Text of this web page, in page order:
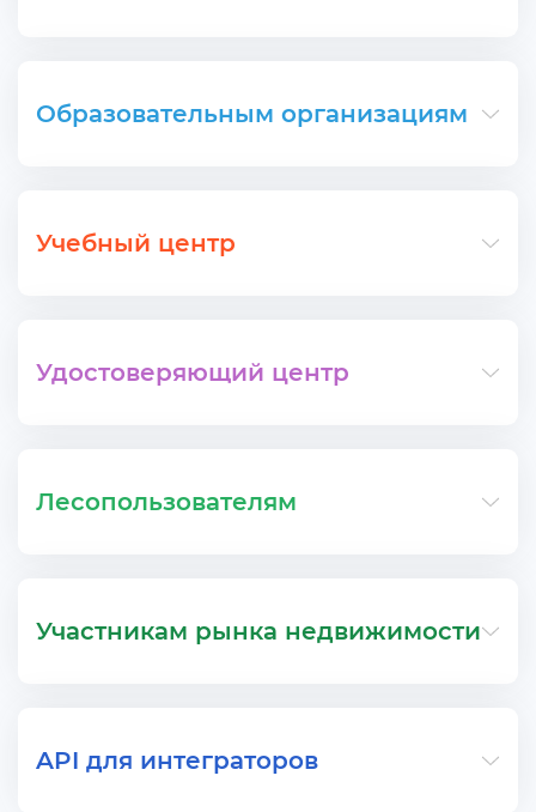
Образовательным организациям
Учебный центр
Удостоверяющий центр
Лесопользователям
Участникам рынка недвижимости
API для интеграторо